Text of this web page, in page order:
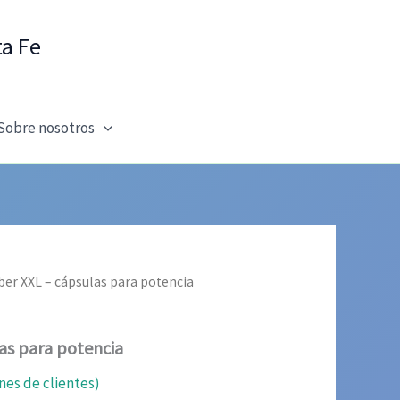
Fe
nosotros
XXL – cápsulas para potencia
para potencia
de clientes)